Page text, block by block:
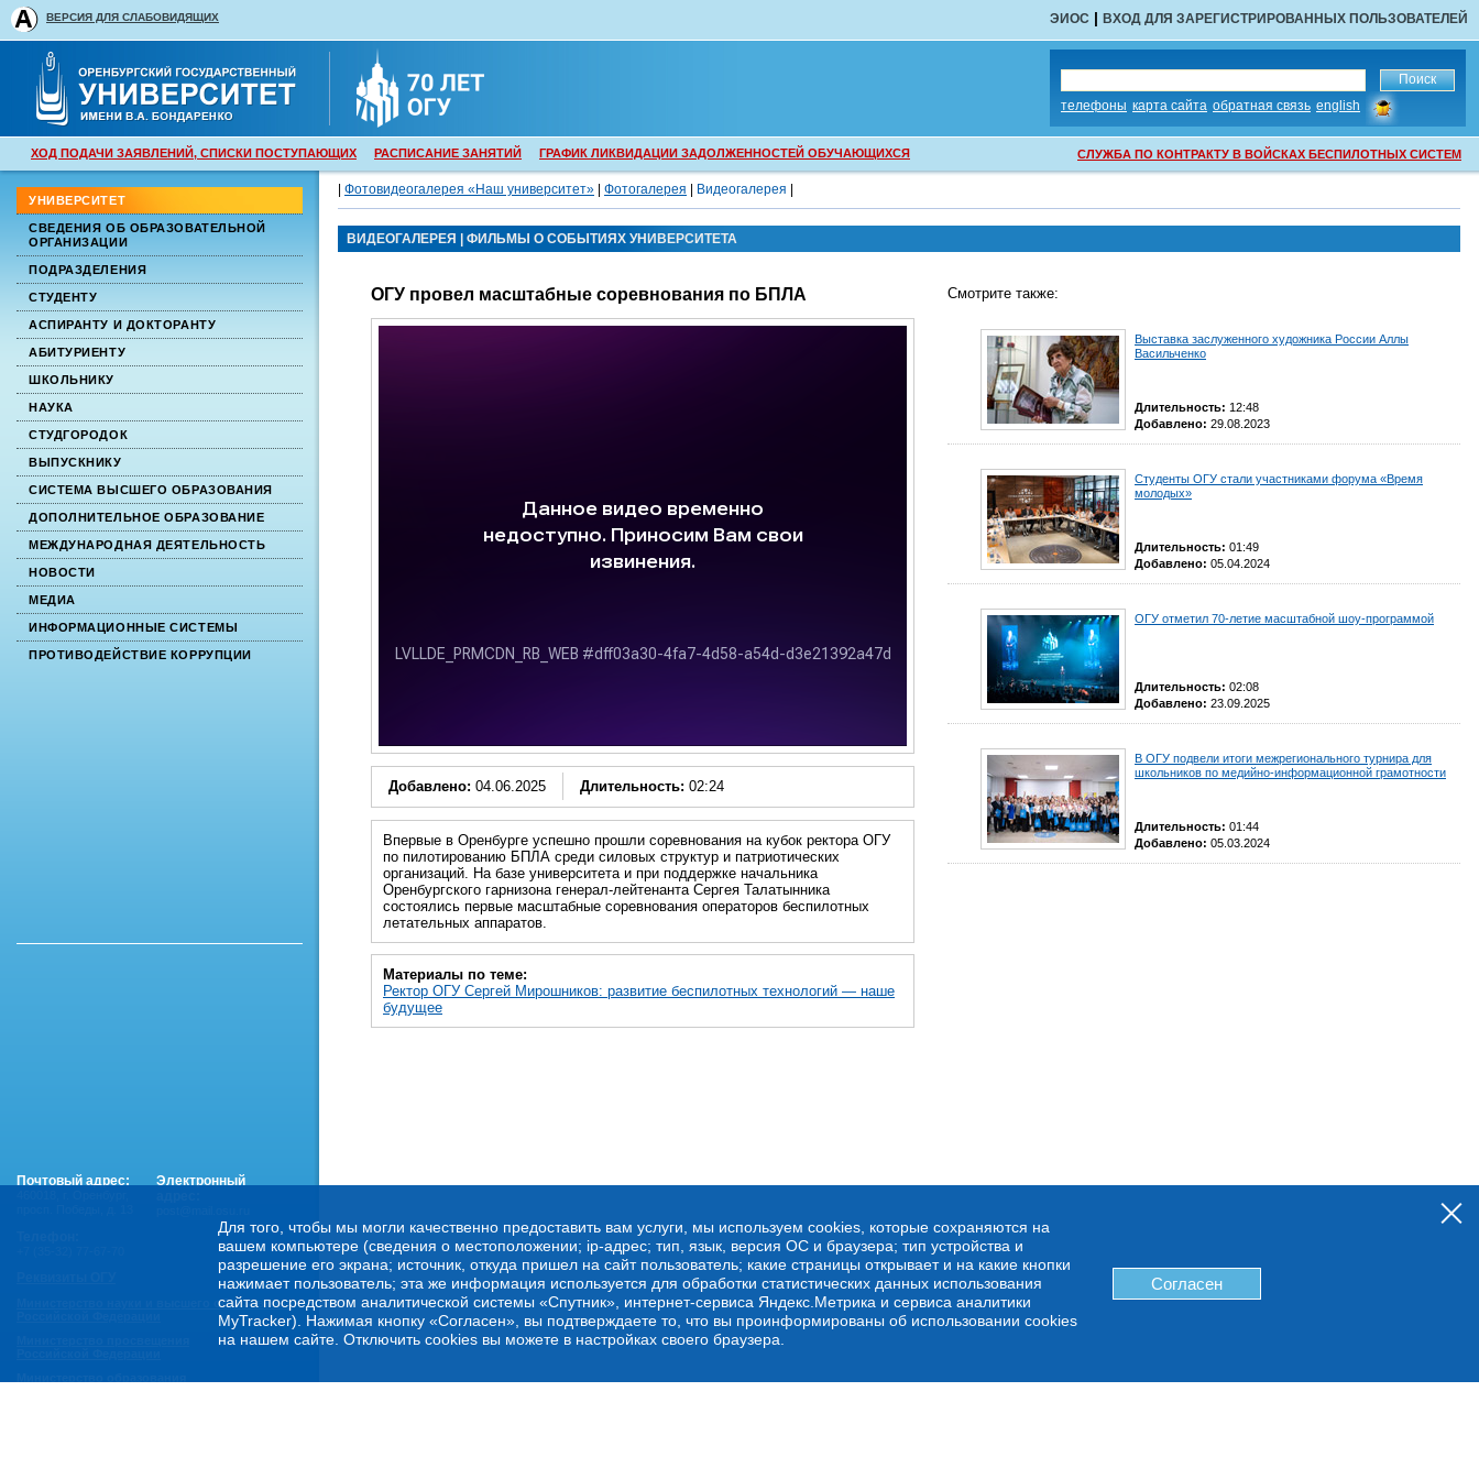
ЭИОС | ВХОД ДЛЯ ЗАРЕГИСТРИРОВАННЫХ ПОЛЬЗОВАТЕЛЕЙ
ВЕРСИЯ ДЛЯ СЛАБОВИДЯЩИХ
телефоны карта сайта обратная связь english
сообщить
об
ошибке
СЛУЖБА ПО КОНТРАКТУ В ВОЙСКАХ БЕСПИЛОТНЫХ СИСТЕМ
ХОД ПОДАЧИ ЗАЯВЛЕНИЙ, СПИСКИ ПОСТУПАЮЩИХ РАСПИСАНИЕ ЗАНЯТИЙ ГРАФИК ЛИКВИДАЦИИ ЗАДОЛЖЕННОСТЕЙ ОБУЧАЮЩИХСЯ
УНИВЕРСИТЕТ
СВЕДЕНИЯ ОБ ОБРАЗОВАТЕЛЬНОЙ
ОРГАНИЗАЦИИ
ПОДРАЗДЕЛЕНИЯ
СТУДЕНТУ
АСПИРАНТУ И ДОКТОРАНТУ
АБИТУРИЕНТУ
ШКОЛЬНИКУ
НАУКА
СТУДГОРОДОК
ВЫПУСКНИКУ
СИСТЕМА ВЫСШЕГО ОБРАЗОВАНИЯ
ДОПОЛНИТЕЛЬНОЕ ОБРАЗОВАНИЕ
МЕЖДУНАРОДНАЯ ДЕЯТЕЛЬНОСТЬ
НОВОСТИ
МЕДИА
ИНФОРМАЦИОННЫЕ СИСТЕМЫ
ПРОТИВОДЕЙСТВИЕ КОРРУПЦИИ
Фотовидеогалерея «Наш университет» Фотогалерея Видеогалерея
ВИДЕОГАЛЕРЕЯ ФИЛЬМЫ О СОБЫТИЯХ УНИВЕРСИТЕТА
ОГУ провел масштабные соревнования по БПЛА
Добавлено: 04.06.2025 Длительность: 02:24
Впервые в Оренбурге успешно прошли соревнования на кубок ректора ОГУ
по пилотированию БПЛА среди силовых структур и патриотических
организаций. На базе университета и при поддержке начальника
Оренбургского гарнизона генерал-лейтенанта Сергея Талатынника
состоялись первые масштабные соревнования операторов беспилотных
летательных аппаратов.
Материалы по теме:
Ректор ОГУ Сергей Мирошников: развитие беспилотных технологий — наше
будущее
Смотрите также:
Выставка заслуженного художника России Аллы
Васильченко
Длительность: 12:48
Добавлено: 29.08.2023
Студенты ОГУ стали участниками форума «Время
молодых»
Длительность: 01:49
Добавлено: 05.04.2024
ОГУ отметил 70-летие масштабной шоу-программой
Длительность: 02:08
Добавлено: 23.09.2025
В ОГУ подвели итоги межрегионального турнира для
школьников по медийно-информационной грамотности
Длительность: 01:44
Добавлено: 05.03.2024
Для того, чтобы мы могли качественно предоставить вам услуги, мы используем cookies, которые сохраняются на
вашем компьютере (сведения о местоположении; ip-адрес; тип, язык, версия ОС и браузера; тип устройства и
разрешение его экрана; источник, откуда пришел на сайт пользователь; какие страницы открывает и на какие кнопки
нажимает пользователь; эта же информация используется для обработки статистических данных использования
сайта посредством аналитической системы «Спутник», интернет-сервиса Яндекс.Метрика и сервиса аналитики
MyTracker). Нажимая кнопку «Согласен», вы подтверждаете то, что вы проинформированы об использовании cookies
на нашем сайте. Отключить cookies вы можете в настройках своего браузера.
Согласен
Почтовый адрес:
Электронный
Министерство науки и высшего образования